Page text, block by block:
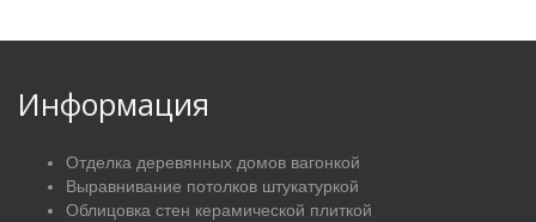
Информация
Отделка деревянных домов вагонкой
Выравнивание потолков штукатуркой
Облицовка стен керамической плиткой